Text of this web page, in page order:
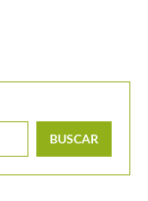
BUSCAR